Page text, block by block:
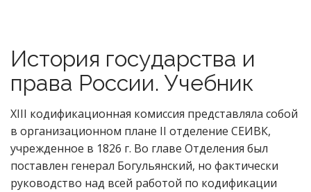
История государства и
права России. Учебник
XIII кодификационная комиссия представляла собой
в организационном плане II отделение СЕИВК,
учрежденное в 1826 г. Во главе Отделения был
поставлен генерал Богульянский, но фактически
руководство над всей работой по кодификации